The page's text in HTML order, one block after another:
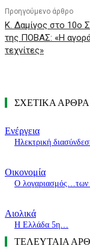
Προηγούμενο άρθρο
Κ. Δαμίγος στο 10ο
της ΠΟΒΑΣ: «Η
τεχνίτες»
ΣΧΕΤΙΚΑ ΑΡΘΡΑ
Ενέργεια
Ηλεκτρική
Οικονομία
O λογαριασμός…των
Αιολικά
Η Ελλάδα 5η…
ΤΕΛΕΥΤΑΙΑ